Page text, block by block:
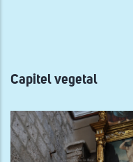
navegación
Capitel vegetal